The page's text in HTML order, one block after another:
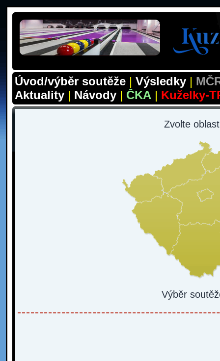
Úvod/výběr soutěže| Výsledky|
Aktuality| Návody | ČKA| Kuželky-
Zvolte
Výběr